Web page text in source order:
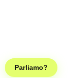
Parliamo?